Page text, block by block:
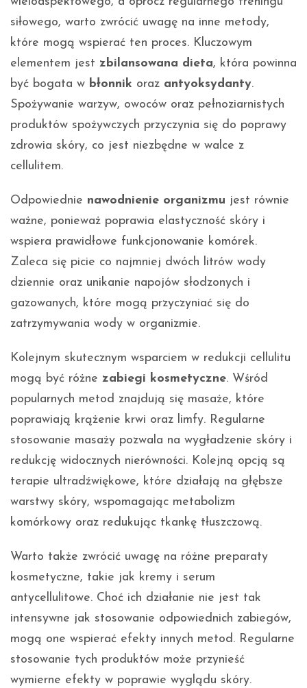
siłowego, warto zwrócić uwagę na inne metody,
które mogą wspierać ten proces. Kluczowym
elementem jest zbilansowana dieta, która powinna
być bogata w błonnik oraz antyoksydanty.
Spożywanie warzyw, owoców oraz pełnoziarnistych
produktów spożywczych przyczynia się do poprawy
zdrowia skóry, co jest niezbędne w walce z
cellulitem.
Odpowiednie nawodnienie organizmu jest równie
ważne, ponieważ poprawia elastyczność skóry i
wspiera prawidłowe funkcjonowanie komórek.
Zaleca się picie co najmniej dwóch litrów wody
dziennie oraz unikanie napojów słodzonych i
gazowanych, które mogą przyczyniać się do
zatrzymywania wody w organizmie.
Kolejnym skutecznym wsparciem w redukcji cellulitu
mogą być różne zabiegi kosmetyczne. Wśród
popularnych metod znajdują się masaże, które
poprawiają krążenie krwi oraz limfy. Regularne
stosowanie masaży pozwala na wygładzenie skóry i
redukcję widocznych nierówności. Kolejną opcją są
terapie ultradźwiękowe, które działają na głębsze
warstwy skóry, wspomagając metabolizm
komórkowy oraz redukując tkankę tłuszczową.
Warto także zwrócić uwagę na różne preparaty
kosmetyczne, takie jak kremy i serum
antycellulitowe. Choć ich działanie nie jest tak
intensywne jak stosowanie odpowiednich zabiegów,
mogą one wspierać efekty innych metod. Regularne
stosowanie tych produktów może przynieść
wymierne efekty w poprawie wyglądu skóry.